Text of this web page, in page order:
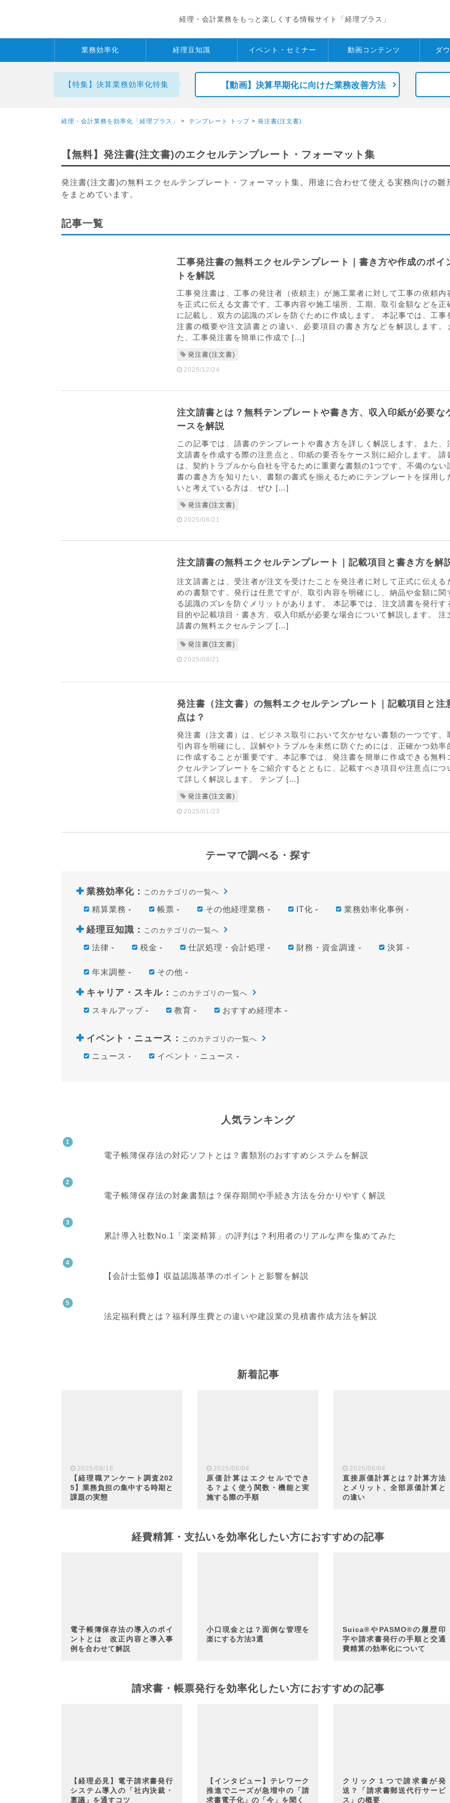
経理・会計業務をもっと楽しくする情報サイト「経理プラス」
業務効率化 経理豆知識 イベント・ セミナー 動画コンテンツ ダ
【特集】決算業務効率化特集 【動画】決算早期化に向けた業務改善方法
経理・会計業務を効率化「経理プラス」 > テンプレート トップ > 発注書(注文書)
【無料】発注書(注文書)のエクセルテンプレート・フォーマット集
発注書(注文書)の無料エクセルテンプレート・フォーマット集。用途に合わせて使える実務向けの雛
をまとめています。
記事一覧
工事発注書の無料エクセルテンプレート｜書き方や作成のポイ
トを解説
工事発注書は、工事の発注者（依頼主）が施工業者に対して工事の依頼内
を正式に伝える文書です。工事内容や施工場所、工期、取引金額などを正
に記載し、双方の認識のズレを防ぐために作成します。 本記事では、工事
注書の概要や注文請書との違い、必要項目の書き方などを解説します。
た、工事発注書を簡単に作成で […]
発注書(注文書)
2025/12/24
注文請書とは？無料テンプレートや書き方、収入印紙が必要な
ースを解説
この記事では、請書のテンプレートや書き方を詳しく解説します。また、
文請書を作成する際の注意点と、印紙の要否をケース別に紹介します。 請
は、契約トラブルから自社を守るために重要な書類の1つです。不備のない
書の書き方を知りたい、書類の書式を揃えるためにテンプレートを採用し
いと考えている方は、ぜひ […]
発注書(注文書)
2025/08/21
注文請書の無料エクセルテンプレート｜記載項目と書き方を解
注文請書とは、受注者が注文を受けたことを発注者に対して正式に伝える
めの書類です。発行は任意ですが、取引内容を明確にし、納品や金額に関
る認識のズレを防ぐメリットがあります。 本記事では、注文請書を発行す
目的や記載項目・書き方、収入印紙が必要な場合について解説します。 注
請書の無料エクセルテンプ […]
発注書(注文書)
2025/08/21
発注書（注文書）の無料エクセルテンプレート｜記載項目と注
点は？
発注書（注文書）は、ビジネス取引において欠かせない書類の一つです。
引内容を明確にし、誤解やトラブルを未然に防ぐためには、正確かつ効率
に作成することが重要です。本記事では、発注書を簡単に作成できる無料
クセルテンプレートをご紹介するとともに、記載すべき項目や注意点につ
て詳しく解説します。 テンプ […]
発注書(注文書)
2025/01/23
テーマで調べる・探す
業務効率化 ： このカテゴリの一覧へ
精算業務 帳票 その他経理業務 IT化 業務効率化事例
経理豆知識 ： このカテゴリの一覧へ
法律 税金 仕訳処理・会計処理 財務・資金調達 決算
年末調整 その他
キャリア・スキル ： このカテゴリの一覧へ
スキルアップ 教育 おすすめ経理本
イベント・ニュース ： このカテゴリの一覧へ
ニュース イベント・ニュース
人気ランキング
電子帳簿保存法の対応ソフトとは？書類別のおすすめシステムを解説
電子帳簿保存法の対象書類は？保存期間や手続き方法を分かりやすく解説
累計導入社数No.1「楽楽精算」の評判は？利用者のリアルな声を集めてみた
【会計士監修】収益認識基準のポイントと影響を解説
法定福利費とは？福利厚生費との違いや建設業の見積書作成方法を解説
新着記事
2025/08/18
【経理職アンケート調査202
5】業務負担の集中する時期と
課題の実態
2025/06/04
原価計算はエクセルででき
る？よく使う関数・機能と実
施する際の手順
2025/06/04
直接原価計算とは？計算方法
とメリット、全部原価計算と
の違い
経費精算・支払いを効率化したい方におすすめの記事
電子帳簿保存法の導入のポイ
ントとは 改正内容と導入事
例を合わせて解説
小口現金とは？面倒な管理を
楽にする方法3選
Suica®やPASMO®の履歴印
字や請求書発行の手順と交通
費精算の効率化について
請求書・帳票発行を効率化したい方におすすめの記事
【経理必見】電子請求書発行
システム導入の「社内決裁・
稟議」を通すコツ
【インタビュー】テレワーク
推進でニーズが急増中の「請
求書電子化」の「今」を聞く
クリック１つで請求書が発
送？「請求書郵送代行サービ
ス」の概要